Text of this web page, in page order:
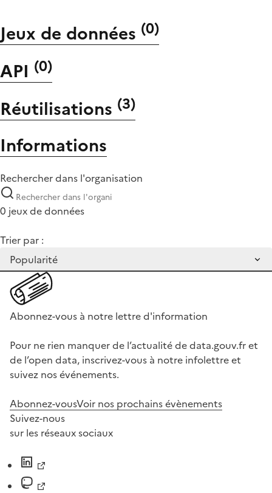
Jeux de données (0)
API (0)
Réutilisations (3)
Informations
Rechercher dans l'organisation
0 jeux de données
Trier par :
Abonnez-vous à notre lettre d'information
Pour ne rien manquer de l’actualité de data.gouv.fr et
de l’open data, inscrivez-vous à notre infolettre et
suivez nos événements.
Abonnez-vousVoir nos prochains évènements
Suivez-nous
sur les réseaux sociaux